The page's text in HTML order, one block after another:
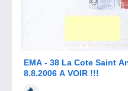
EMA - 38 La Cote Saint
8.8.2006 A VOIR !!!